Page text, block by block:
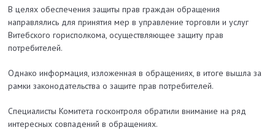
В целях обеспечения защиты прав граждан обращения
направлялись для принятия мер в управление торговли и услуг
Витебского горисполкома, осуществляющее защиту прав
потребителей.
Однако информация, изложенная в обращениях, в итоге вышла за
рамки законодательства о защите прав потребителей.
Специалисты Комитета госконтроля обратили внимание на ряд
интересных совпадений в обращениях.